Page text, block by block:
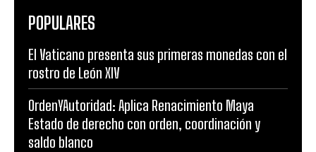
POPULARES
El Vaticano presenta sus primeras monedas con el
rostro de León XIV
OrdenYAutoridad: Aplica Renacimiento Maya
Estado de derecho con orden, coordinación y
saldo blanco